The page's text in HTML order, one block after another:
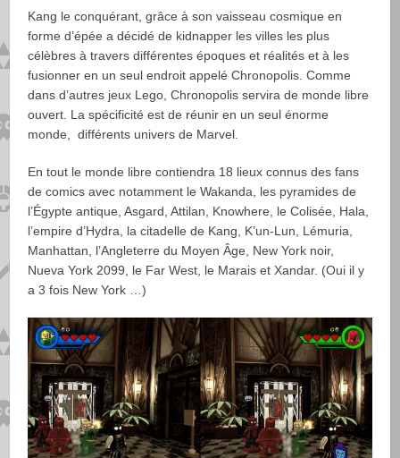
Kang le conquérant, grâce à son vaisseau cosmique en
forme d’épée a décidé de kidnapper les villes les plus
célèbres à travers différentes époques et réalités et à les
fusionner en un seul endroit appelé Chronopolis. Comme
dans d’autres jeux Lego, Chronopolis servira de monde libre
ouvert. La spécificité est de réunir en un seul énorme
monde, différents univers de Marvel.
En tout le monde libre contiendra 18 lieux connus des fans
de comics avec notamment le Wakanda, les pyramides de
l’Égypte antique, Asgard, Attilan, Knowhere, le Colisée, Hala,
l’empire d’Hydra, la citadelle de Kang, K’un-Lun, Lémuria,
Manhattan, l’Angleterre du Moyen Âge, New York noir,
Nueva York 2099, le Far West, le Marais et Xandar. (Oui il y
a 3 fois New York …)